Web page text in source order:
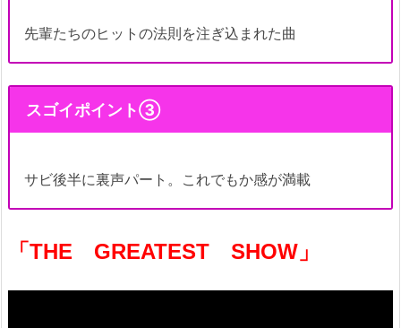
先輩たちのヒットの法則を注ぎ込まれた曲
スゴイポイント③
サビ後半に裏声パート。これでもか感が満載
「THE GREATEST SHOW」